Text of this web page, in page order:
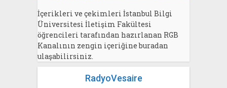
İçerikleri ve çekimleri İstanbul Bilgi
Üniversitesi İletişim Fakültesi
öğrencileri tarafından hazırlanan RGB
Kanalının zengin içeriğine buradan
ulaşabilirsiniz.
RadyoVesaire